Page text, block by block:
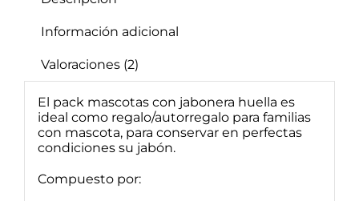
Información adicional
Valoraciones (2)
El pack mascotas con jabonera huella es
ideal como regalo/autorregalo para familias
con mascota, para conservar en perfectas
condiciones su jabón.
Compuesto por: